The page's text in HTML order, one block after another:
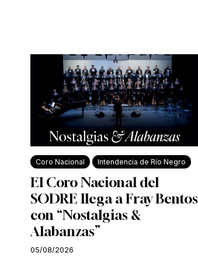
Coro Nacional Intendencia de Río Negro
El Coro Nacional del
SODRE llega a Fray Bentos
con “Nostalgias &
Alabanzas”
05/08/2026